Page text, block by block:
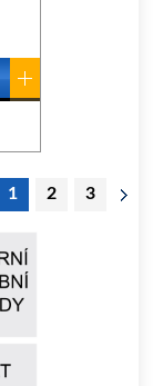
1 2 3